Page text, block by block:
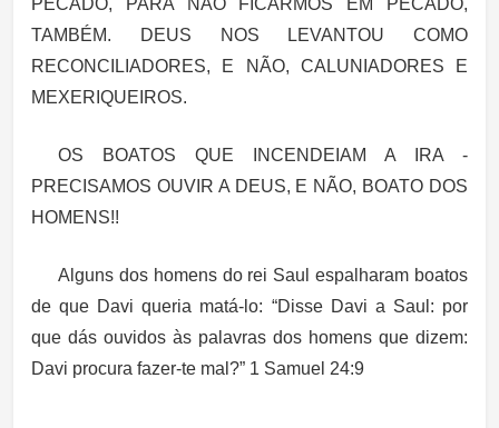
PECADO, PARA NÃO FICARMOS EM PECADO,
TAMBÉM. DEUS NOS LEVANTOU COMO
RECONCILIADORES, E NÃO, CALUNIADORES E
MEXERIQUEIROS.
OS BOATOS QUE INCENDEIAM A IRA -
PRECISAMOS OUVIR A DEUS, E NÃO, BOATO DOS
HOMENS!!
Alguns dos homens do rei Saul espalharam boatos
de que Davi queria matá-lo: “Disse Davi a Saul: por
que dás ouvidos às palavras dos homens que dizem:
Davi procura fazer-te mal?” 1 Samuel 24:9